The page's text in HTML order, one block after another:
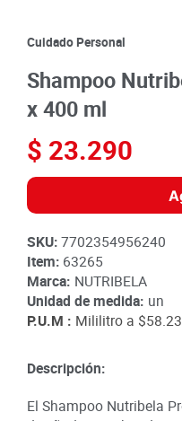
9.
queso
10. papa
Cuidado Personal
Shampoo
x 400 ml
$ 23.290
SKU:7702354956240
Item: 63265
Marca: NUTRIBELA
Unidad de medida: un
P.U.M : Mililitro a $58.23
Descripción:
El Shampoo Nutribela